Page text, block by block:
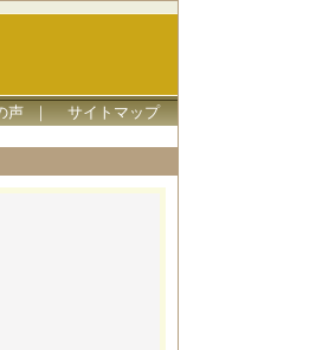
声 ｜ サイトマップ